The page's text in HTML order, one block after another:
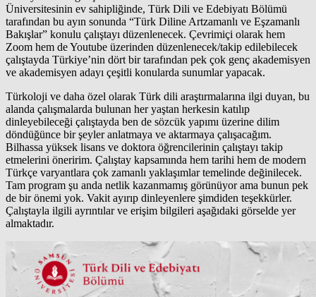
Üniversitesinin ev sahipliğinde, Türk Dili ve Edebiyatı Bölümü
tarafından bu ayın sonunda “Türk Diline Artzamanlı ve Eşzamanlı
Bakışlar” konulu çalıştayı düzenlenecek. Çevrimiçi olarak hem
Zoom hem de Youtube üzerinden düzenlenecek/takip edilebilecek
çalıştayda Türkiye’nin dört bir tarafından pek çok genç akademisyen
ve akademisyen adayı çeşitli konularda sunumlar yapacak.
Türkoloji ve daha özel olarak Türk dili araştırmalarına ilgi duyan, bu
alanda çalışmalarda bulunan her yaştan herkesin katılıp
dinleyebileceği çalıştayda ben de sözcük yapımı üzerine dilim
döndüğünce bir şeyler anlatmaya ve aktarmaya çalışacağım.
Bilhassa yüksek lisans ve doktora öğrencilerinin çalıştayı takip
etmelerini öneririm. Çalıştay kapsamında hem tarihi hem de modern
Türkçe varyantlara çok zamanlı yaklaşımlar temelinde değinilecek.
Tam program şu anda netlik kazanmamış görünüyor ama bunun pek
de bir önemi yok. Vakit ayırıp dinleyenlere şimdiden teşekkürler.
Çalıştayla ilgili ayrıntılar ve erişim bilgileri aşağıdaki görselde yer
almaktadır.